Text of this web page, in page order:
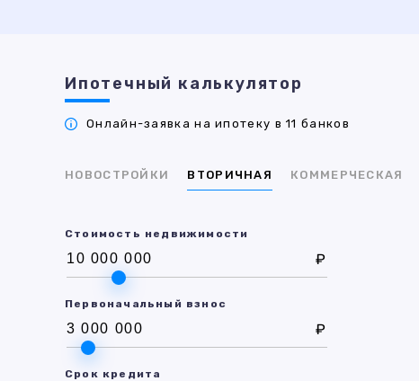
Ипотечный калькулятор
Онлайн-заявка на ипотеку в 11 банков
НОВОСТРОЙКИ ВТОРИЧНАЯ КОММЕРЧЕСКАЯ
Стоимость недвижимости
₽
Первоначальный взнос
₽
Срок кредита